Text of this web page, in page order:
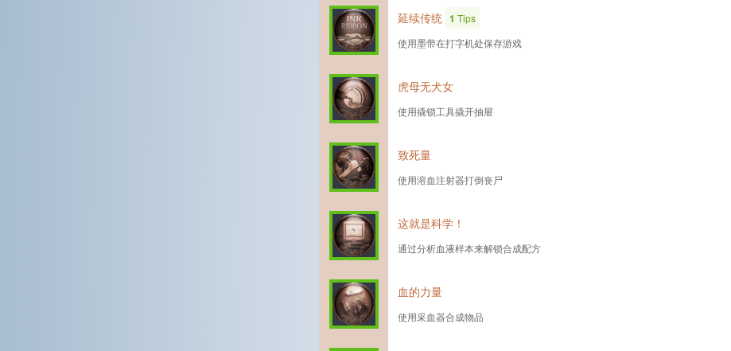
延续传统 1 Tips
使用墨带在打字机处保存游戏
虎母无犬女
使用撬锁工具撬开抽屉
致死量
使用溶血注射器打倒丧尸
这就是科学！
通过分析血液样本来解锁合成配方
血的力量
使用采血器合成物品